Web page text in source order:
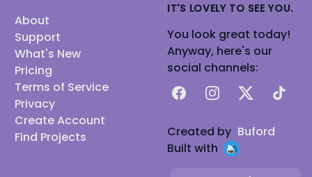
About
Support
What's New
Pricing
Terms of Service
Privacy
Create Account
Find Projects
IT'S LOVELY TO SEE YOU.
You look great today!
Anyway, here's our
social channels:
FacebookInstagram
X TikTok
Created by Buford
Built with